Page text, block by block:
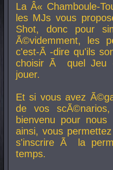
La Â« Chamboule-
les MJs vous
Shot, donc pour
Ã©videmment, les
c'est-Ã -dire qu'ils
choisir Ã quel Jeu
jouer.
Et si vous avez
de vos
bienvenu pour
ainsi, vous
s'inscrire Ã la
temps.